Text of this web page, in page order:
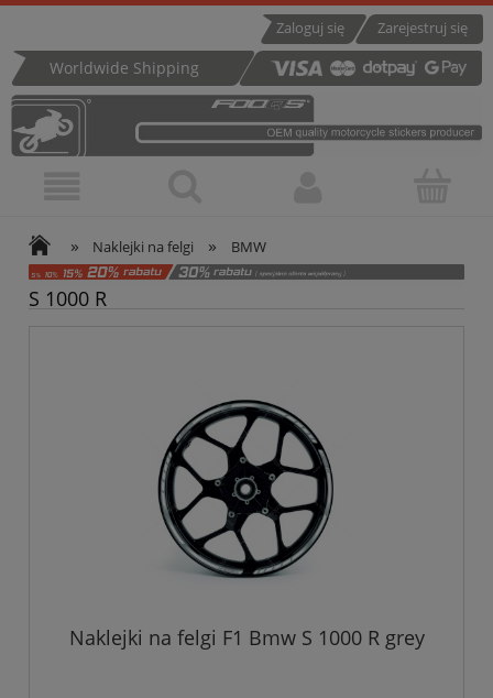
Zarejestruj się
Zaloguj się
Worldwide Shipping
» Naklejki na felgi » BMW
S 1000 R
Naklejki na felgi F1 Bmw S 1000 R grey